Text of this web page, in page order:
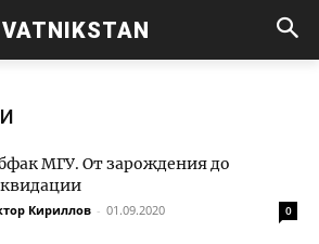
VATNIKSTAN
МГУ. От зарождения до
Кириллов - 01.09.2020 0